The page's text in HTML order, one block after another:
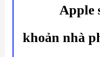
Apple
khoản nhà